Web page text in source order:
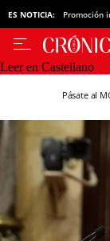
ES NOTICIA: Promoción
Leer en Castellano
Pásate al